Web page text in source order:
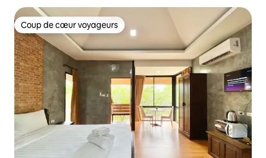
Coup de cœur voyageurs
Coup de cœur voyageurs